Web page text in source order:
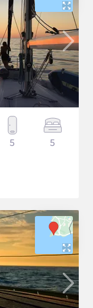
5 5